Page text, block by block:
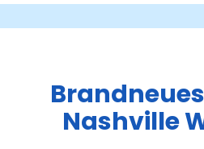
Nashville